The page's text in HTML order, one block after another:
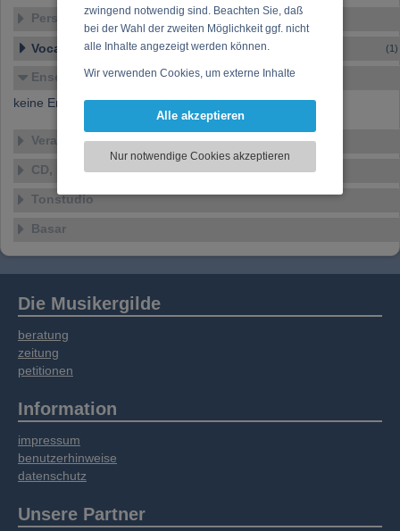
zwingend notwendig sind. Beachten Sie, daß
bei der Wahl der zweiten Möglichkeit ggf. nicht
alle Inhalte angezeigt werden können.
Wir verwenden Cookies, um externe Inhalte
Funktionen für soziale Medien anbieten zu
zu analysieren. Dabei werden ggf.
Informationen zu Ihrer Verwendung unserer
soziale Medien, Werbung und Analysen
Alle akzeptieren
Nur notwendige Cookies akzeptieren
Personen-Details
Vocal – Instrumental – Komposition... (1)
Ensembles
keine Ensembles verfügbar
Veranstaltungen
CD, DVD, Vinyl
Tonstudio
Basar
Die Musikergilde
beratung
zeitung
petitionen
Information
impressum
benutzerhinweise
datenschutz
Unsere Partner